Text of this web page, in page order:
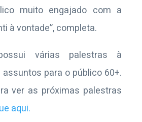
muito engajado com a
à vontade”, completa.
várias palestras à
para o público 60+.
ver as próximas palestras
aqui.